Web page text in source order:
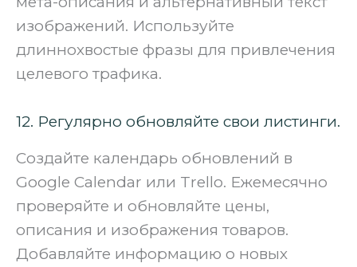
изображений. Используйте
длиннохвостые фразы для привлечения
целевого трафика.
12. Регулярно обновляйте свои листинги.
Создайте календарь обновлений в
Google Calendar или Trello. Ежемесячно
проверяйте и обновляйте цены,
описания и изображения товаров.
Добавляйте информацию о новых